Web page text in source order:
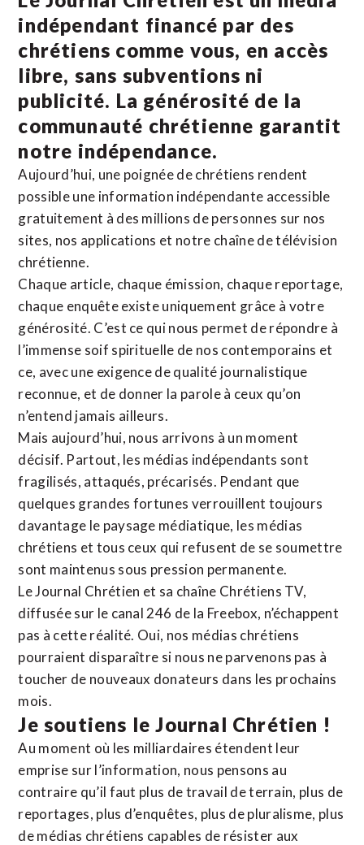
indépendant financé par des
chrétiens comme vous, en accès
libre, sans subventions ni
publicité. La générosité de la
communauté chrétienne garantit
notre indépendance.
Aujourd’hui, une poignée de chrétiens rendent
possible une information indépendante accessible
gratuitement à des millions de personnes sur nos
sites, nos applications et notre chaîne de télévision
chrétienne.
Chaque article, chaque émission, chaque reportage,
chaque enquête existe uniquement grâce à votre
générosité. C’est ce qui nous permet de répondre à
l’immense soif spirituelle de nos contemporains et
ce, avec une exigence de qualité journalistique
reconnue, et de donner la parole à ceux qu’on
n’entend jamais ailleurs.
Mais aujourd’hui, nous arrivons à un moment
décisif. Partout, les médias indépendants sont
fragilisés, attaqués, précarisés. Pendant que
quelques grandes fortunes verrouillent toujours
davantage le paysage médiatique, les médias
chrétiens et tous ceux qui refusent de se soumettre
sont maintenus sous pression permanente.
Le Journal Chrétien et sa chaîne Chrétiens TV,
diffusée sur le canal 246 de la Freebox, n’échappent
pas à cette réalité. Oui, nos médias chrétiens
pourraient disparaître si nous ne parvenons pas à
toucher de nouveaux donateurs dans les prochains
mois.
Je soutiens le Journal Chrétien !
Au moment où les milliardaires étendent leur
emprise sur l’information, nous pensons au
contraire qu’il faut plus de travail de terrain, plus de
reportages, plus d’enquêtes, plus de pluralisme, plus
de médias chrétiens capables de résister aux